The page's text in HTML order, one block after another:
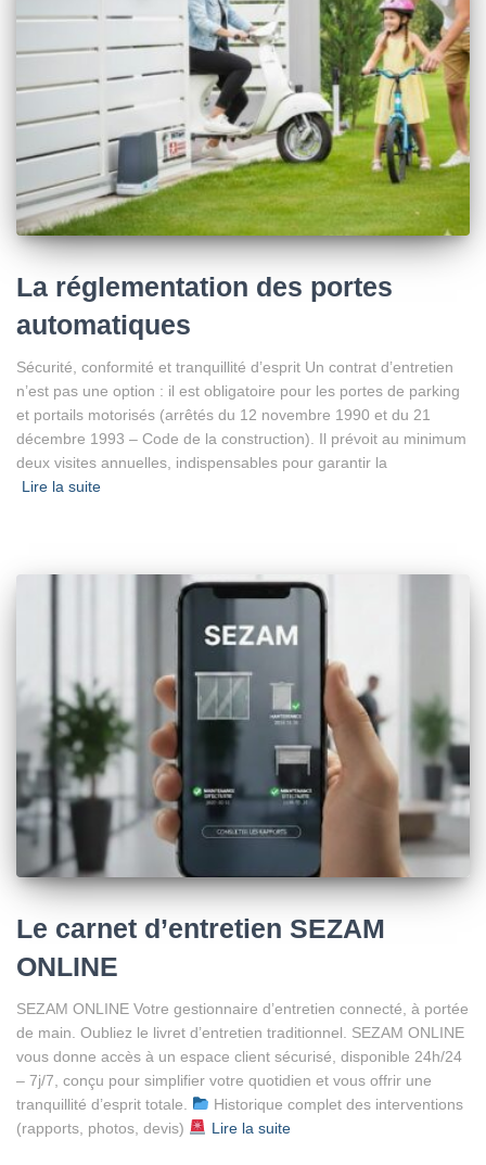
La réglementation des portes
automatiques
Sécurité, conformité et tranquillité d’esprit Un contrat d’entretien
n’est pas une option : il est obligatoire pour les portes de parking
et portails motorisés (arrêtés du 12 novembre 1990 et du 21
décembre 1993 – Code de la construction). Il prévoit au minimum
deux visites annuelles, indispensables pour garantir la
Lire la suite
Le carnet d’entretien SEZAM
ONLINE
SEZAM ONLINE Votre gestionnaire d’entretien connecté, à portée
de main. Oubliez le livret d’entretien traditionnel. SEZAM ONLINE
vous donne accès à un espace client sécurisé, disponible 24h/24
– 7j/7, conçu pour simplifier votre quotidien et vous offrir une
tranquillité d’esprit totale.
Historique complet des interventions
(rapports, photos, devis)
Lire la suite